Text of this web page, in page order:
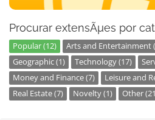
Procurar extensÃµes por
Popular (12) Arts and Entertainment
Geographic (1)
Technology (17)
Money and Finance (7)
Leisure and
Real Estate (7)
Novelty (1) Other